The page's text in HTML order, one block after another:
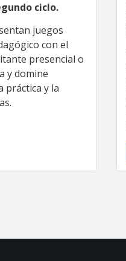
ciclo.
juegos
con el
presencial o
y domine
práctica y la